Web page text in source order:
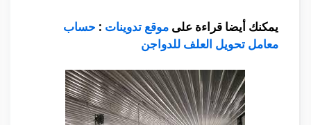
يمكنك أيضا قراءة على موقع تدوينات : حساب
معامل تحويل العلف للدواجن